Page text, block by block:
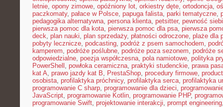
letnie, opony zimowe, opóźniony lot, orkiestry dęte, ortodoncja,
paczkomaty, pałace w Polsce, papuga falista, parki tematyczne,
pedagogika alternatywna, persona klienta, petsitter, pewność
pierwsza pomoc dla kota, pierwsza pomoc dla psa, pierwsza
deck, plan nauki, plan sprzedaży, płatności odroczone, plaże dla
pobyty lecznicze, podcasting, podróż z psem samochodem,
kamperem, podróże poślubne, podróże poza sezonem, podróże
odpowiedzialne, poezja współczesna, pola namiotowe, polityka
PowerShell , powłoka ceramiczna, praktyki studenckie, prawa
kat A, prawo jazdy kat B, PrestaShop, procedury firmowe,
osobista, profilaktyka próchnicy, profilaktyka serca, profilaktyka
programowanie C sharp, programowanie dla dzieci,
JavaScript, programowanie Kotlin, programowanie PHP,
programowanie Swift, projektowanie interakcji, prompt engineering